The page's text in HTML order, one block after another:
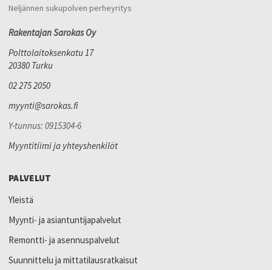
Neljännen sukupolven perheyritys
Rakentajan Sarokas Oy
Polttolaitoksenkatu 17
20380 Turku
02 275 2050
myynti@sarokas.fi
Y-tunnus: 0915304-6
Myyntitiimi ja yhteyshenkilöt
PALVELUT
Yleistä
Myynti- ja asiantuntijapalvelut
Remontti- ja asennuspalvelut
Suunnittelu ja mittatilausratkaisut